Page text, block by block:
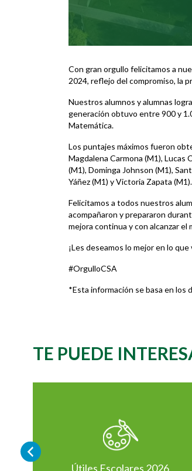
Con gran orgullo felicitamos a
2024, reflejo del compromiso, la
Nuestros alumnos y alumnas
generación obtuvo entre 900 y
Matemática.
Los puntajes máximos fueron
Magdalena Carmona (M1), Lucas
(M1), Dominga Johnson (M1),
Yáñez (M1) y Victoria Zapata (M1).
Felicitamos a todos nuestros
acompañaron y prepararon
mejora continua y con alcanzar
¡Les deseamos lo mejor en lo
#OrgulloCSA
*Esta información se basa en los
TE PUEDE
Útiles Escolares 2026